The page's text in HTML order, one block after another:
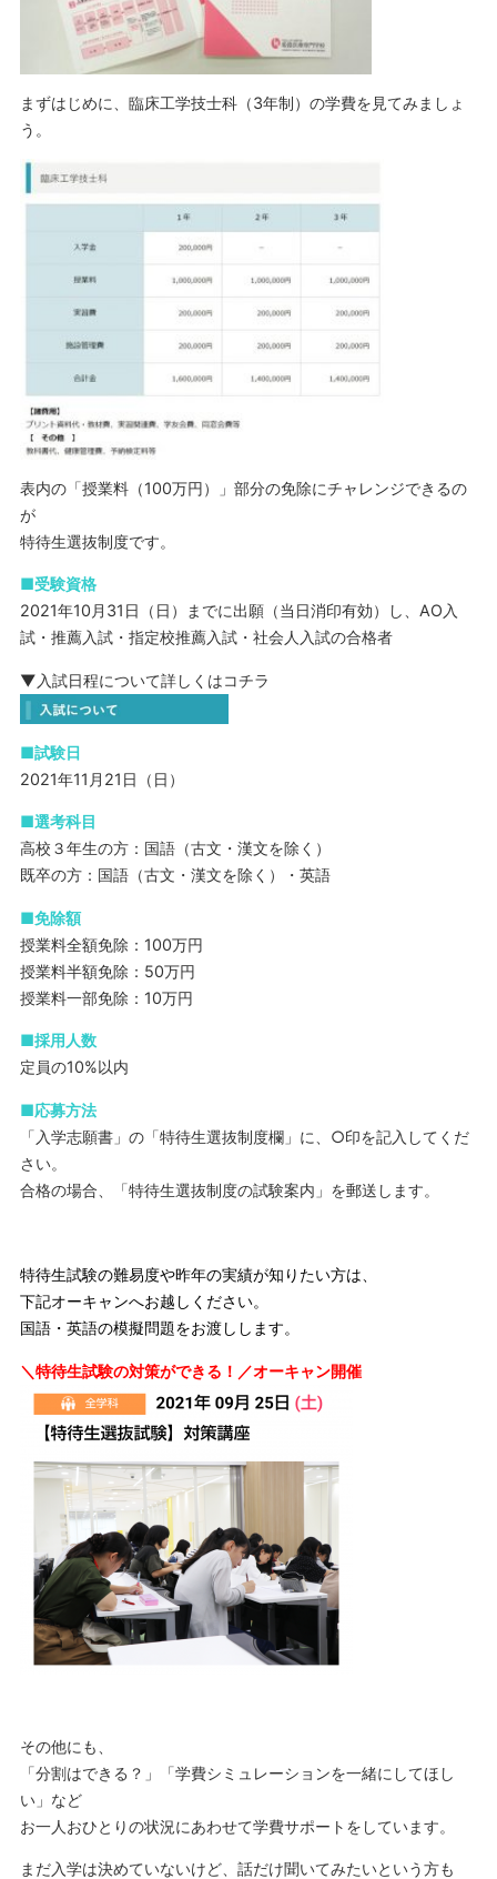
まずはじめに、臨床工学技士科（3年制）の学費を見てみましょ
う。
表内の「授業料（100万円）」部分の免除にチャレンジできるの
が
特待生選抜制度です。
■受験資格
2021年10月31日（日）までに出願（当日消印有効）し、AO入
試・推薦入試・指定校推薦入試・社会人入試の合格者
▼入試日程について詳しくはコチラ
■試験日
2021年11月21日（日）
■選考科目
高校３年生の方：国語（古文・漢文を除く）
既卒の方：国語（古文・漢文を除く）・英語
■免除額
授業料全額免除：100万円
授業料半額免除：50万円
授業料一部免除：10万円
■採用人数
定員の10%以内
■応募方法
「入学志願書」の「特待生選抜制度欄」に、○印を記入してくだ
さい。
合格の場合、「特待生選抜制度の試験案内」を郵送します。
特待生試験の難易度や昨年の実績が知りたい方は、
下記オーキャンへお越しください。
国語・英語の模擬問題をお渡しします。
＼特待生試験の対策ができる！／オーキャン開催
その他にも、
「分割はできる？」「学費シミュレーションを一緒にしてほし
い」など
お一人おひとりの状況にあわせて学費サポートをしています。
まだ入学は決めていないけど、話だけ聞いてみたいという方も